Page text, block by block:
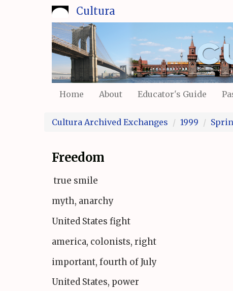
Cultura
Home About Educator's Guide
Cultura Archived Exchanges 1999
Freedom
true smile
myth, anarchy
United States fight
america, colonists, right
important, fourth of July
United States, power